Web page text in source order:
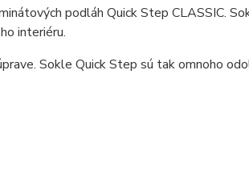
podláh Quick Step CLASSIC.
interiéru.
Sokle Quick Step sú tak omnoho